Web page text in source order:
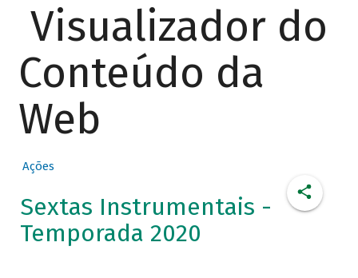
Visualizador do
Conteúdo da
Web
Ações
Sextas Instrumentais -
Temporada 2020